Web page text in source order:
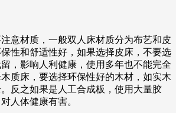
意材质，一般双人床材质分为布艺和皮
性和舒适性好，如果选择皮床，不要选
，影响人利健康，使用多年也不能完全
质床，要选择环保性好的木材，如实木
反之如果是人工合成板，使用大量胶
人体健康有害。